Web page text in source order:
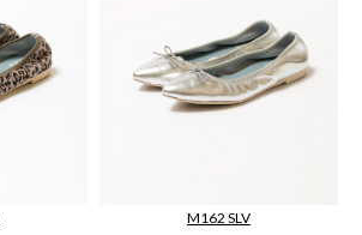
M162 SLV